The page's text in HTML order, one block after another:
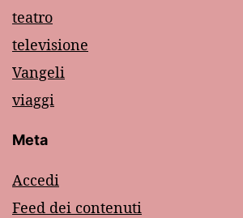
teatro
televisione
Vangeli
viaggi
Meta
Accedi
Feed dei contenuti